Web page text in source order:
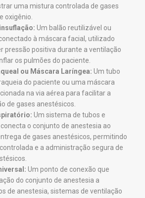
uma mistura controlada de gases
oxigênio.
Um balão reutilizável ou
à máscara facial, utilizado
pressão positiva durante a ventilação
os pulmões do paciente.
ou Máscara Laríngea: Um tubo
do paciente ou uma máscara
na via aérea para facilitar a
de gases anestésicos.
Um sistema de tubos e
o conjunto de anestesia ao
de gases anestésicos, permitindo
e a administração segura de
Um ponto de conexão que
do conjunto de anestesia a
de anestesia, sistemas de ventilação